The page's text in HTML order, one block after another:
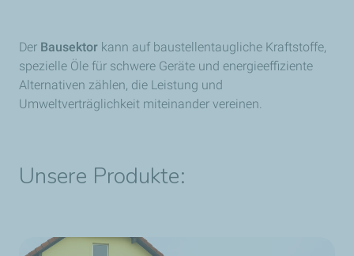
Der Bausektor kann auf baustellentaugliche Kraftstoffe,
spezielle Öle für schwere Geräte und energieeffiziente
Alternativen zählen, die Leistung und
Umweltverträglichkeit miteinander vereinen.
Unsere Produkte: